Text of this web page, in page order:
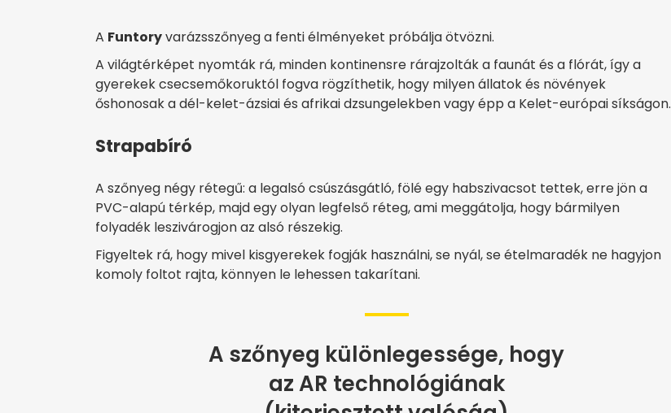
A Funtoryvarázsszőnyeg a fenti élményeket próbálja ötvözni.
A világtérképet nyomták rá, minden kontinensre rárajzolták a faunát és a flórát, így a
gyerekek csecsemőkoruktól fogva rögzíthetik, hogy milyen állatok és növények
őshonosak a dél-kelet-ázsiai és afrikai dzsungelekben vagy épp a Kelet-európai síkságon.
Strapabíró
A szőnyeg négy rétegű: a legalsó csúszásgátló, fölé egy habszivacsot tettek, erre jön a
PVC-alapú térkép, majd egy olyan legfelső réteg, ami meggátolja, hogy bármilyen
folyadék leszivárogjon az alsó részekig.
Figyeltek rá, hogy mivel kisgyerekek fogják használni, se nyál, se ételmaradék ne hagyjon
komoly foltot rajta, könnyen le lehessen takarítani.
A szőnyeg különlegessége, hogy
az AR technológiának